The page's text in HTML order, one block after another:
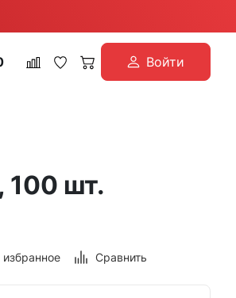
Войти
100 шт.
избранное Сравнить